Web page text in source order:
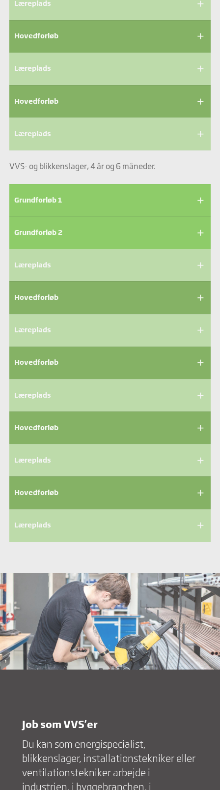
add
Læreplads
add
Hovedforløb
add
Læreplads
add
Hovedforløb
add
Læreplads
VVS- og blikkenslager, 4 år og 6 måneder.
add
Grundforløb 1
add
Grundforløb 2
add
Læreplads
add
Hovedforløb
add
Læreplads
add
Hovedforløb
add
Læreplads
add
Hovedforløb
add
Læreplads
add
Hovedforløb
add
Læreplads
Job som VVS'er
Du kan som energispecialist,
blikkenslager, installationstekniker eller
ventilationstekniker arbejde i
industrien, i byggebranchen, i